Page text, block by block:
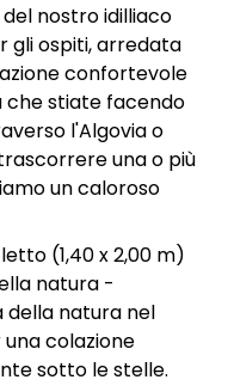
nostro idilliaco
gli ospiti, arredata
confortevole
che stiate facendo
l'Algovia o
una o più
un caloroso
(1,40 x 2,00 m)
natura -
della natura nel
colazione
sotto le stelle.